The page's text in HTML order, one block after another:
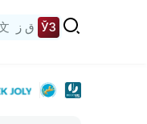
ق ز ЎЗ